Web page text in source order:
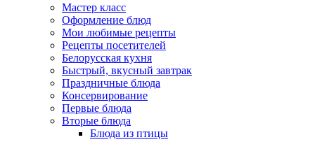
Мастер класс
Оформление блюд
Мои любимые рецепты
Рецепты посетителей
Белорусская кухня
Быстрый, вкусный завтрак
Праздничные блюда
Консервирование
Первые блюда
Вторые блюда
Блюда из птицы